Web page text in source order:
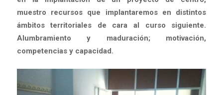
muestro recursos que implantaremos en distintos
ámbitos territoriales de cara al curso siguiente.
Alumbramiento y maduración; motivación,
competencias y capacidad.